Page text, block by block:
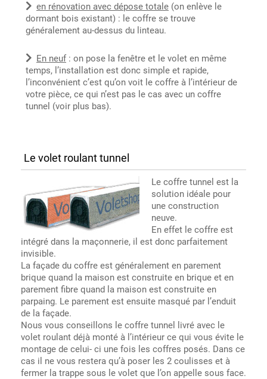
en rénovation avec dépose totale (on enlève le
dormant bois existant) : le coffre se trouve
généralement au-dessus du linteau.
En neuf: on pose la fenêtre et le volet en même
temps, l’installation est donc simple et rapide,
l’inconvénient c’est qu’on voit le coffre à l’intérieur de
votre pièce, ce qui n’est pas le cas avec un coffre
tunnel (voir plus bas).
Le volet roulant tunnel
Le coffre tunnel est la
solution idéale pour
une construction
neuve.
En effet le coffre est
intégré dans la maçonnerie, il est donc parfaitement
invisible.
La façade du coffre est généralement en parement
brique quand la maison est construite en brique et en
parement fibre quand la maison est construite en
parpaing. Le parement est ensuite masqué par l’enduit
de la façade.
Nous vous conseillons le coffre tunnel livré avec le
volet roulant déjà monté à l’intérieur ce qui vous évite le
montage de celui- ci une fois les coffres posés. Dans ce
cas il ne vous restera qu’à poser les 2 coulisses et à
fermer la trappe sous le volet que l’on appelle sous face.